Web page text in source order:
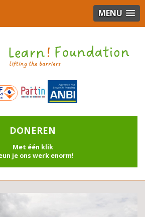
MENU
DONEREN
Met één klik
je ons werk enorm!